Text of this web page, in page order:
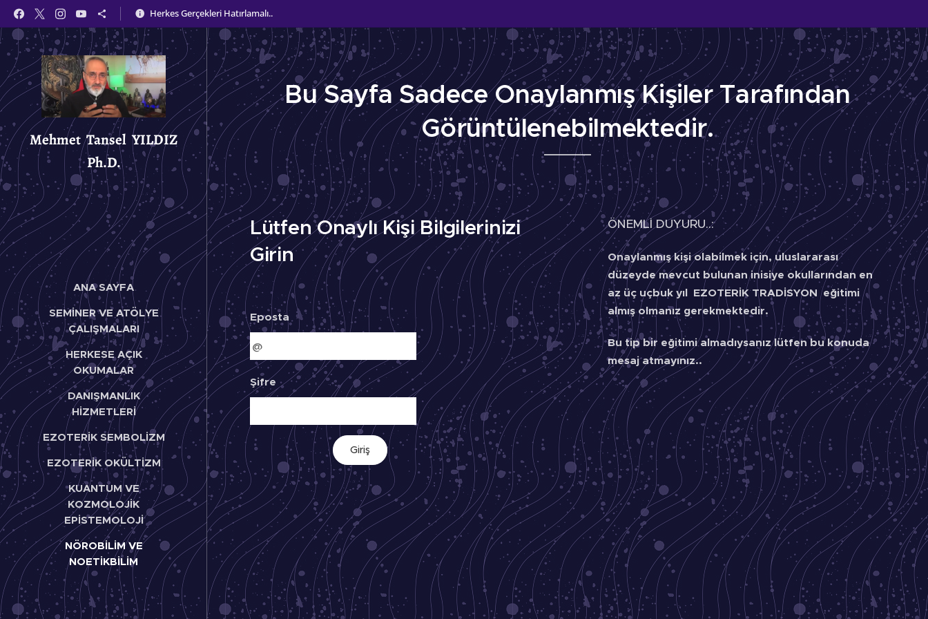
Herkes Gerçekleri Hatırlamalı..
Mehmet Tansel YILDIZ
Ph.D.
ANA SAYFA
SEMİNER VE ATÖLYE
ÇALIŞMALARI
HERKESE AÇIK
OKUMALAR
DANIŞMANLIK
HİZMETLERİ
EZOTERİK SEMBOLİZM
EZOTERİK OKÜLTİZM
KUANTUM VE
KOZMOLOJİK
EPİSTEMOLOJİ
NÖROBİLİM VE
NOETİKBİLİM
Bu Sayfa Sadece Onaylanmış Kişiler Tarafından
Görüntülenebilmektedir.
Lütfen Onaylı Kişi Bilgilerinizi
Girin
Eposta
Şifre
Giriş
ÖNEMLİ DUYURU..:
Onaylanmış kişi olabilmek için, uluslararası
düzeyde mevcut bulunan inisiye okullarından en
az üç uçbuk yıl EZOTERİK TRADİSYON eğitimi
almış olmanız gerekmektedir.
Bu tip bir eğitimi almadıysanız lütfen bu konuda
mesaj atmayınız..